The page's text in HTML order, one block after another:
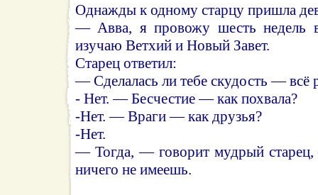
Однажды к одному старцу пришла
— Авва, я провожу шесть недель
изучаю Ветхий и Новый Завет.
Старец ответил:
— Сделалась ли тебе скудость — всё
- Нет. — Бесчестие — как похвала?
-Нет. — Враги — как друзья?
-Нет.
— Тогда, — говорит мудрый
ничего не имеешь.